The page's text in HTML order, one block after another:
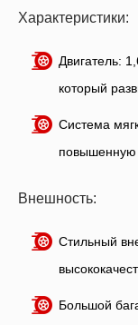
Характеристики:
Двигатель:
который
Система
повышенную
Внешность:
Стильный
Большой